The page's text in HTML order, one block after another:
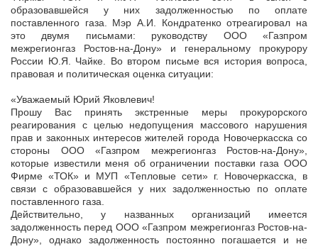
образовавшейся у них задолженностью по оплате
поставленного газа. Мэр А.И. Кондратенко отреагировал на
это двумя письмами: руководству ООО «Газпром
межрегионгаз Ростов-на-Дону» и генеральному прокурору
России Ю.Я. Чайке. Во втором письме вся история вопроса,
правовая и политическая оценка ситуации:
«Уважаемый Юрий Яковлевич!
Прошу Вас принять экстренные меры прокурорского
реагирования с целью недопущения массового нарушения
прав и законных интересов жителей города Новочеркасска со
стороны ООО «Газпром межрегионгаз Ростов-на-Дону»,
которые известили меня об ограничении поставки газа ООО
Фирме «ТОК» и МУП «Тепловые сети» г. Новочеркасска, в
связи с образовавшейся у них задолженностью по оплате
поставленного газа.
Действительно, у названных организаций имеется
задолженность перед ООО «Газпром межрегионгаз Ростов-на-
Дону», однако задолженность постоянно погашается и не